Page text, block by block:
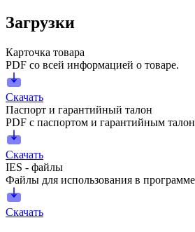
Загрузки
Карточка товара
PDF со всей информацией о товаре.
Скачать
Паспорт и гарантийный талон
PDF с паспортом и гарантийным
Скачать
IES - файлы
Файлы для использования в
Скачать